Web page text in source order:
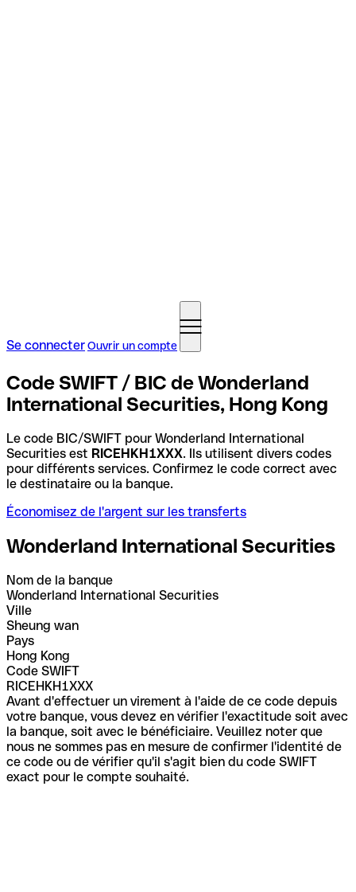
Se connecterOuvrir un compte
Code SWIFT / BIC de Wonderland
International Securities, Hong Kong
Le code BIC/SWIFT pour Wonderland International
Securities est RICEHKH1XXX. Ils utilisent divers codes
pour différents services. Confirmez le code correct avec
le destinataire ou la banque.
Économisez de l'argent sur les transferts
Wonderland International Securities
Nom de la banque
Wonderland International Securities
Ville
Sheung wan
Pays
Hong Kong
Code SWIFT
RICEHKH1XXX
Avant d'effectuer un virement à l'aide de ce code depuis
votre banque, vous devez en vérifier l'exactitude soit avec
la banque, soit avec le bénéficiaire. Veuillez noter que
nous ne sommes pas en mesure de confirmer l'identité de
ce code ou de vérifier qu'il s'agit bien du code SWIFT
exact pour le compte souhaité.